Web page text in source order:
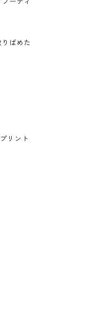
ばめた
リント